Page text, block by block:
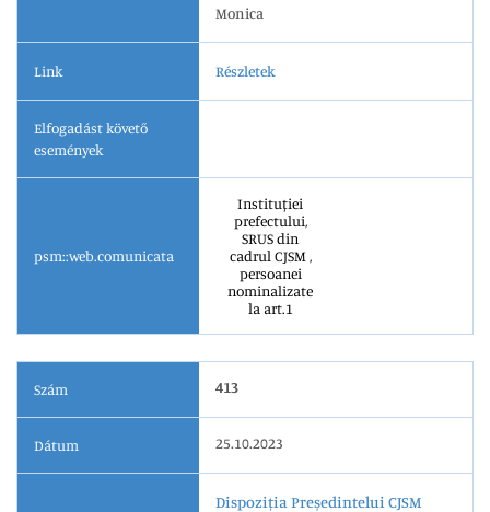
Monica
Link Részletek
Elfogadást követő
események
psm::web.comunicata
Instituției
prefectului,
SRUS din
cadrul CJSM ,
persoanei
nominalizate
la art.1
Szám 413
Dátum 25.10.2023
Dispoziția Președintelui CJSM